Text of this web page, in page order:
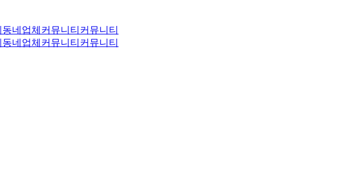
동네업체 커뮤니티 커뮤니티
동네업체 커뮤니티 커뮤니티